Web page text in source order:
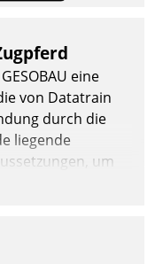
eine
von Datatrain
durch die
liegende
um
und weitere